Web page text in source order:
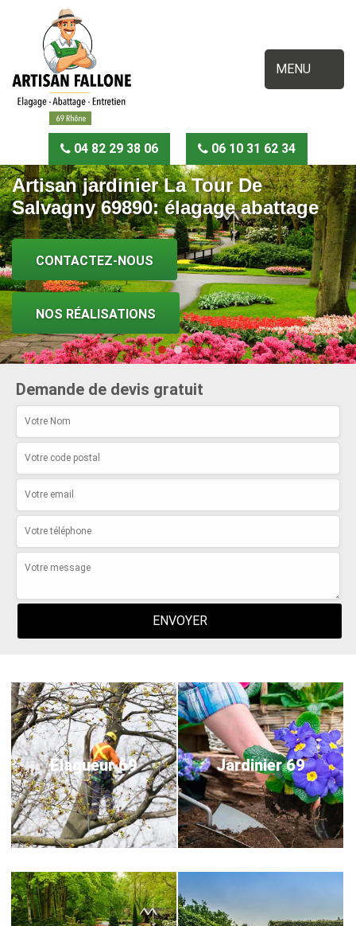
MENU
04 82 29 38 06 06 10 31 62 34
Artisan jardinier La Tour De
Salvagny 69890: élagage abattage
CONTACTEZ-NOUS
NOS RÉALISATIONS
Demande de devis gratuit
Elagueur 69 Jardinier 69